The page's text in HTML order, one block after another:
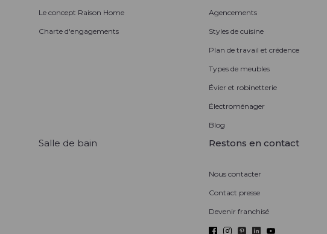
Le concept Raison Home
Charte d'engagements
Agencements
Styles de cuisine
Plan de travail et crédence
Types de meubles
Évier et robinetterie
Électroménager
Blog
Salle de bain Restons en contact
Nous contacter
Contact presse
Devenir franchisé